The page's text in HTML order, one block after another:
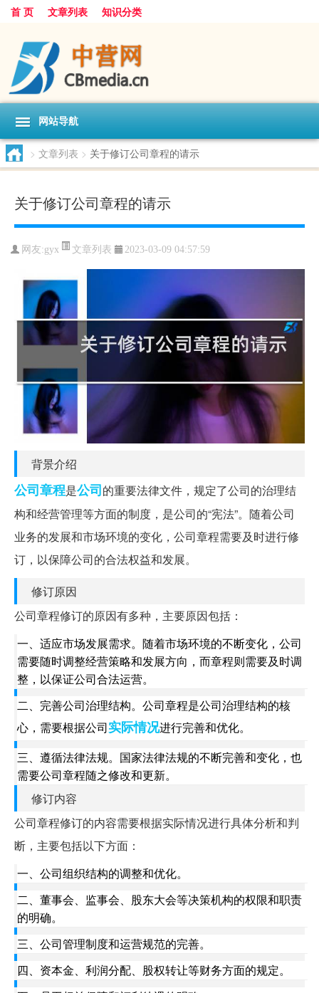
首 页 文章列表 知识分类
网站导航
> 文章列表 > 关于修订公司章程的请示
关于修订公司章程的请示
网友:gyx 文章列表 2023-03-09 04:57:59
背景介绍
公司章程是公司的重要法律文件，规定了公司的治理结
构和经营管理等方面的制度，是公司的“宪法”。随着公司
业务的发展和市场环境的变化，公司章程需要及时进行修
订，以保障公司的合法权益和发展。
修订原因
公司章程修订的原因有多种，主要原因包括：
一、适应市场发展需求。随着市场环境的不断变化，公司
需要随时调整经营策略和发展方向，而章程则需要及时调
整，以保证公司合法运营。
二、完善公司治理结构。公司章程是公司治理结构的核
心，需要根据公司实际情况进行完善和优化。
三、遵循法律法规。国家法律法规的不断完善和变化，也
需要公司章程随之修改和更新。
修订内容
公司章程修订的内容需要根据实际情况进行具体分析和判
断，主要包括以下方面：
一、公司组织结构的调整和优化。
二、董事会、监事会、股东大会等决策机构的权限和职责
的明确。
三、公司管理制度和运营规范的完善。
四、资本金、利润分配、股权转让等财务方面的规定。